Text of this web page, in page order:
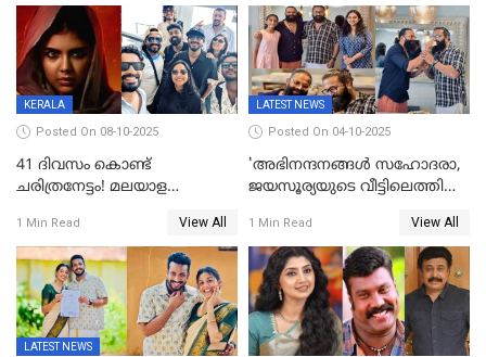
സിനിമയ്ക്ക്
സെൻസർബോർഡിന്റെ
കടുംവെട്ട്
KERALA
Posted On 08-10-2025
41 ദിവസം കൊണ്ട്
ചരിത്രനേട്ടം! മലയാള
അധ്യായം, വിസ്മയമായി
ലോക 300 കോടി ക്ലബ്ബിൽ
1 Min Read View All
LATEST NEWS
Posted On 04-10-2025
'അഭിനന്ദനങ്ങൾ സഹോദരാ,
ജയസൂര്യയുടെ വീട്ടിലെത്തി
ആഘോഷം'
1 Min Read View All
LATEST NEWS